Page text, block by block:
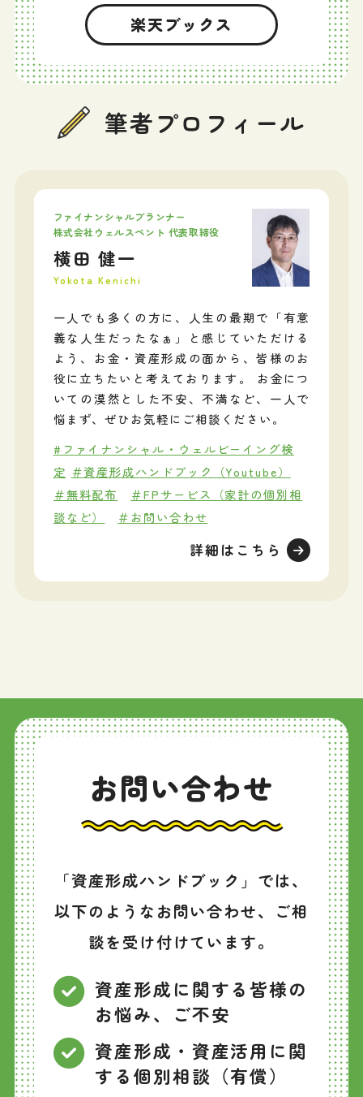
楽天ブックス
筆者プロフィール
ファイナンシャルプランナー
株式会社ウェルスペント 代表取締役
横田 健一
Yokota Kenichi
一人でも多くの方に、人生の最期で「有意
義な人生だったなぁ」と感じていただける
よう、お金・資産形成の面から、皆様のお
役に立ちたいと考えております。 お金につ
いての漠然とした不安、不満など、一人で
悩まず、ぜひお気軽にご相談ください。
#ファイナンシャル・ウェルビーイング検
定 ＃資産形成ハンドブック（Youtube）
＃無料配布
＃FPサービス（家計の個別相
談など）
＃お問い合わせ
詳細はこちら
お問い合わせ
「資産形成ハンドブック」では、
以下のようなお問い合わせ、ご相
談を受け付けています。
資産形成に関する皆様の
お悩み、ご不安
資産形成・資産活用に関
する個別相談（有償）